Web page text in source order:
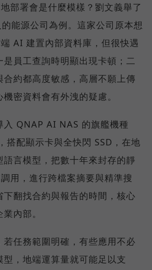
部署會是什麼模樣？劉文義舉了
能源公司為例。這家公司原本想
AI 建置內部資料庫，但很快遇
是員工查詢時明顯出現卡頓；二
合約都高度敏感，高層不願上傳
密資料會有外洩的疑慮。
入 QNAP AI NAS 的旗艦機種
搭配顯示卡與全快閃 SSD，在地
語言模型，把數十年來封存的靜
用，進行跨檔案摘要與精準搜
下翻找合約與報告的時間，核心
內部。
若任務範圍明確，有些應用不必
型，地端運算量就可能足以支